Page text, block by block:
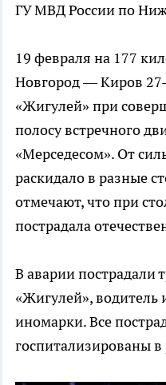
ГУ МВД России по
19 февраля на 177
Новгород — Киров
«Жигулей» при
полосу встречного
«Мерседесом». От
раскидало в разные
отмечают, что при
пострадала
В аварии пострадали
«Жигулей»,
иномарки. Все
госпитализированы